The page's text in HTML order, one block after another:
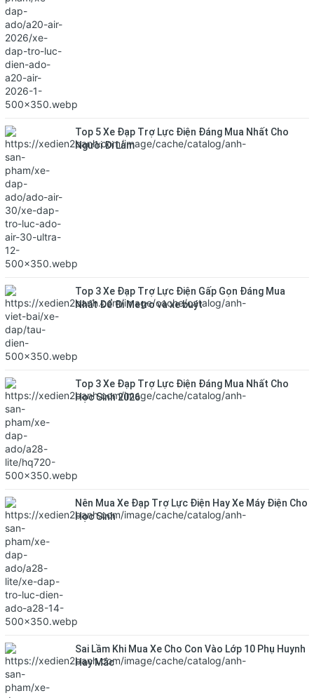
Top 5 Xe Đạp Trợ Lực Điện Đáng Mua Nhất Cho
Người Đi Làm
Top 3 Xe Đạp Trợ Lực Điện Gấp Gọn Đáng Mua
Nhất Để Đi Metro và xe buýt
Top 3 Xe Đạp Trợ Lực Điện Đáng Mua Nhất Cho
Học Sinh 2026
Nên Mua Xe Đạp Trợ Lực Điện Hay Xe Máy Điện Cho
Học Sinh
Sai Lầm Khi Mua Xe Cho Con Vào Lớp 10 Phụ Huynh
Hay Mắc